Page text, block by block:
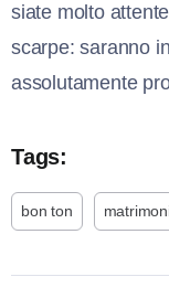
siate molto
scarpe: saranno
assolutamente
Tags:
bon ton